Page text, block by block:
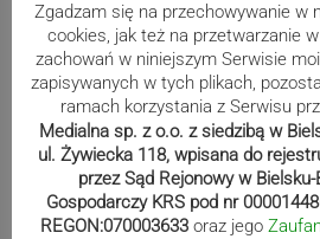
wystartują w
80-lecie Soły
działo!
Zgadzam się na przechowywanie w
cookies, jak też na przetwarzanie
zachowań w niniejszym Serwisie
zapisywanych w tych plikach,
ramach korzystania z Serwisu
Medialna sp. z o.o. z siedzibą w
ul. Żywiecka 118, wpisana do
przez Sąd Rejonowy w Bielsku-
Gospodarczy KRS pod nr
REGON:070003633 oraz jego